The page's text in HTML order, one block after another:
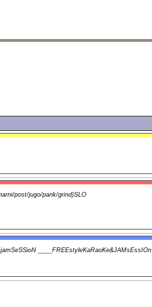
post/jugo/pank/grind)SLO
____FREEstyleKaRaoKe&JAMsEssIOn